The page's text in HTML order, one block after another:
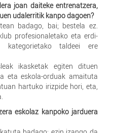
joan daiteke entrenatzera,
udalerritik kanpo dagoen?
badago, bai; bestela ez.
profesionaletako eta erdi-
kategorietako taldeei ere
ikasketak egiten dituen
eta eskola-orduak amaituta
hartuko irizpide hori, eta,
eskolaz kanpoko jarduera